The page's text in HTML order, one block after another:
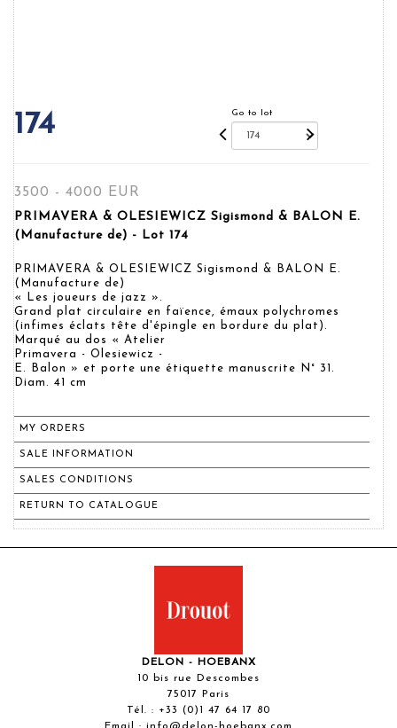
174 Go to lot
3500 - 4000 EUR
PRIMAVERA & OLESIEWICZ Sigismond & BALON E.
(Manufacture de) - Lot 174
PRIMAVERA & OLESIEWICZ Sigismond & BALON E.
(Manufacture de)
« Les joueurs de jazz ».
Grand plat circulaire en faïence, émaux polychromes
(infimes éclats tête d'épingle en bordure du plat).
Marqué au dos « Atelier
Primavera - Olesiewicz -
E. Balon » et porte une étiquette manuscrite N° 31.
Diam. 41 cm
MY ORDERS
SALE INFORMATION
SALES CONDITIONS
RETURN TO CATALOGUE
DELON - HOEBANX
10 bis rue Descombes
75017 Paris
Tél. : +33 (0)1 47 64 17 80